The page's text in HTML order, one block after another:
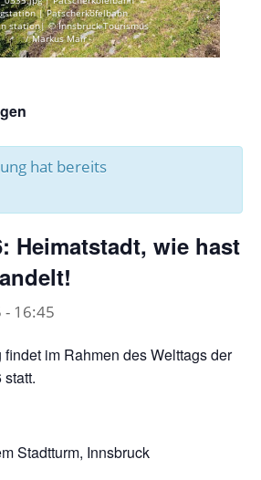
| Patscherkofelbahn
station| © Innsbruck Tourismus
/ Markus Mair
hat bereits
Heimatstadt, wie hast
- 16:45
im Rahmen des Welttags der
Stadtturm, Innsbruck